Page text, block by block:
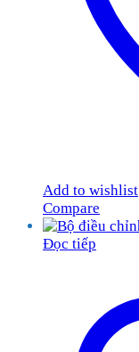
Add to wishlist
Compare
Đọc tiếp